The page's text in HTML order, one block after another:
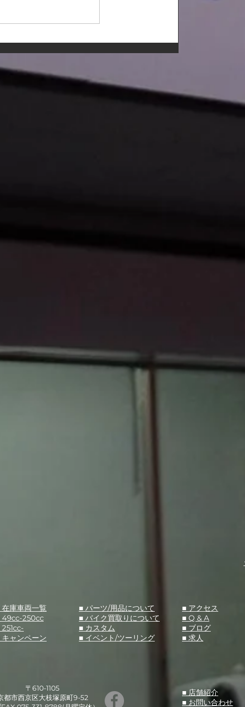
在庫車両一覧
49cc-250cc
251cc-
キャンペーン
■ パーツ/用品について
​■ バイク買取りについて
​■ カスタム
​■ イベント/ツーリング
〒610-1105
都市西京区大枝塚原町9-52
​■ アクセス
■ Q & A
​■ ブログ
​■ 求人
​■ 店舗紹介
■ お問い合わせ